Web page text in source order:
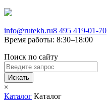
info@rutekh.ru8 495 419-01-70
Время работы: 8:30–18:00
Поиск по сайту
Искать
×
Каталог Каталог